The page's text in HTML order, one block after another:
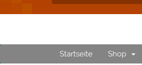
Startseite Shop